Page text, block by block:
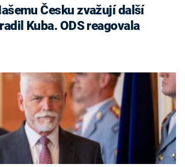
Kuba. ODS reagovala